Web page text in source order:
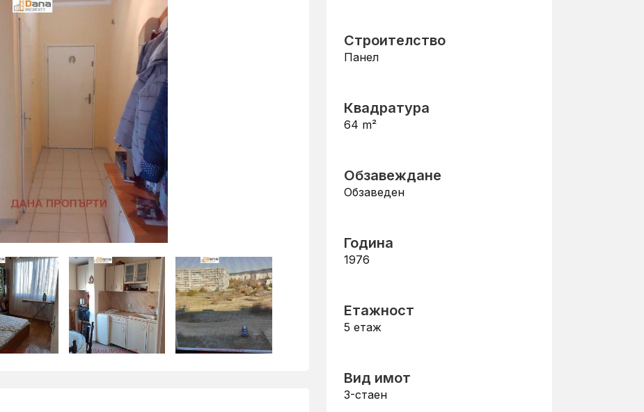
Строителство
Панел
Квадратура
64 m²
Обзавеждане
Обзаведен
Година
1976
Етажност
5 етаж
Вид имот
3-стаен